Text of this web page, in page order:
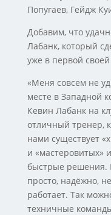
Попугаев, Гейдж
Добавим, что
Лабанк, который
уже в первой
«Меня совсем не
месте в Западной
Кевин Лабанк на
отличный тренер,
нами существует
и «мастеровитых»
быстрые решения.
просто, надёжно,
работает. Так
техничные